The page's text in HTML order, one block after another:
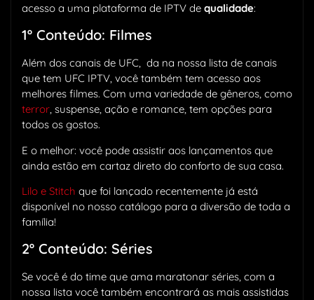
acesso a uma plataforma de IPTV de qualidade:
1º Conteúdo: Filmes
Além dos canais de UFC, da na nossa lista de canais
que tem UFC IPTV, você também tem acesso aos
melhores filmes. Com uma variedade de gêneros, como
terror, suspense, ação e romance, tem opções para
todos os gostos.
E o melhor: você pode assistir aos lançamentos que
ainda estão em cartaz direto do conforto de sua casa.
Lilo e Stitch que foi lançado recentemente já está
disponível no nosso catálogo para a diversão de toda a
família!
2º Conteúdo: Séries
Se você é do time que ama maratonar séries, com a
nossa lista você também encontrará as mais assistidas